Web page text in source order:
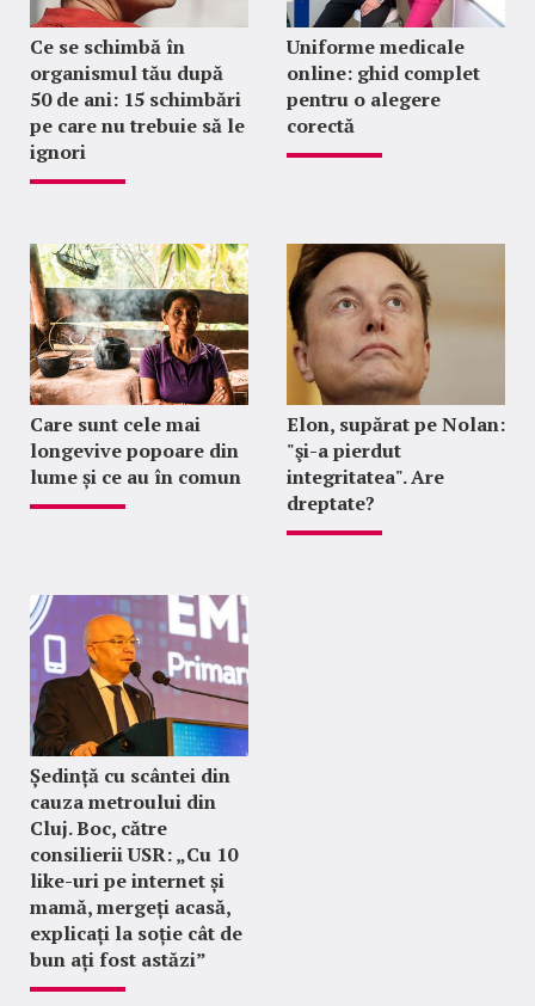
Ce se schimbă în
organismul tău după
50 de ani: 15 schimbări
pe care nu trebuie să le
ignori
Uniforme medicale
online: ghid complet
pentru o alegere
corectă
Care sunt cele mai
longevive popoare din
lume și ce au în comun
Elon, supărat pe Nolan:
"şi-a pierdut
integritatea". Are
dreptate?
Ședință cu scântei din
cauza metroului din
Cluj. Boc, către
consilierii USR: „Cu 10
like-uri pe internet și
mamă, mergeți acasă,
explicați la soție cât de
bun ați fost astăzi”